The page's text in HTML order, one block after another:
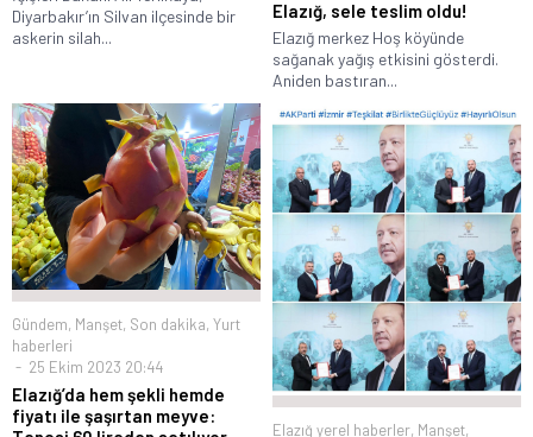
Diyarbakır’ın Silvan ilçesinde bir
askerin silah...
Elazığ, sele teslim oldu!
Elazığ merkez Hoş köyünde
sağanak yağış etkisini gösterdi.
Aniden bastıran...
Gündem, Manşet, Son dakika, Yurt
haberleri
25 Ekim 2023 20:44
Elazığ’da hem şekli hemde
fiyatı ile şaşırtan meyve:
Elazığ yerel haberler, Manşet,